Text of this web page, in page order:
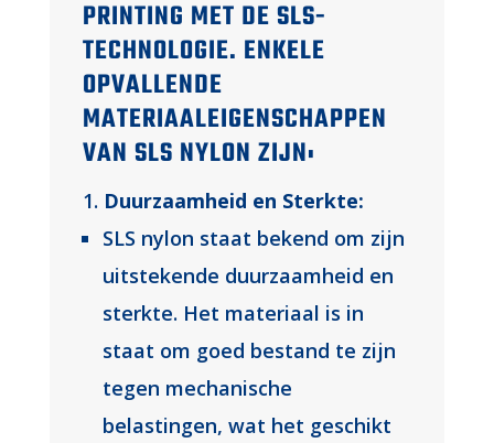
PRINTING MET DE SLS-
TECHNOLOGIE. ENKELE
OPVALLENDE
MATERIAALEIGENSCHAPPEN
VAN SLS NYLON ZIJN:
Duurzaamheid en Sterkte:
SLS nylon staat bekend om zijn
uitstekende duurzaamheid en
sterkte. Het materiaal is in
staat om goed bestand te zijn
tegen mechanische
belastingen, wat het geschikt